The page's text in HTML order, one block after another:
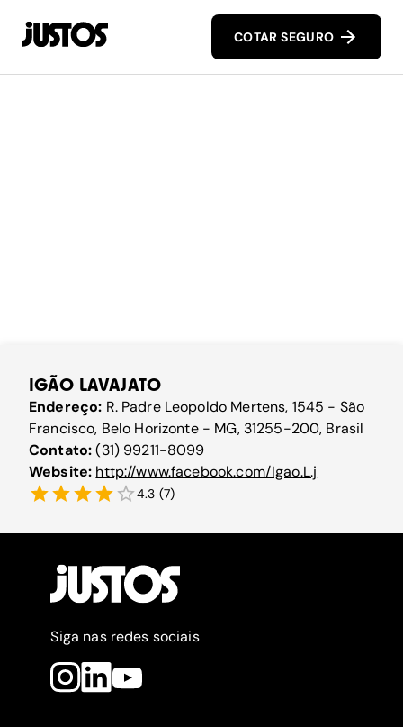
COTAR SEGURO
IGÃO LAVAJATO
Endereço: R. Padre Leopoldo Mertens, 1545 - São
Francisco, Belo Horizonte - MG, 31255-200, Brasil
Contato:(31) 99211-8099
Website: http://www.facebook.com/Igao.L.j
4.3 (7)
Siga nas redes sociais